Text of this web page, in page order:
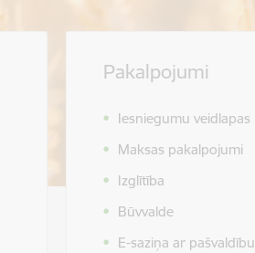
Pakalpojumi
Iesniegumu veidlapas
Maksas pakalpojumi
Izglītība
Būvvalde
E-saziņa ar pašvaldību